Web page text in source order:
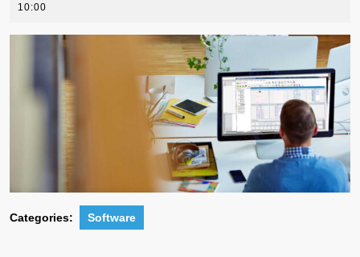
10:00
Categories: Software